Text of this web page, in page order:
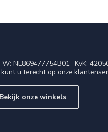
NL869477754B01 · KvK:
u terecht op onze
Bekijk onze winkels